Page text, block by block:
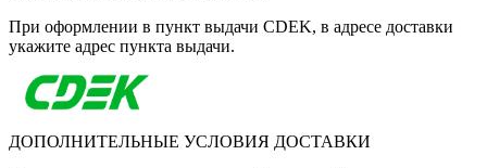
При оформлении в пункт выдачи CDEK, в адресе доставки
укажите адрес пункта выдачи.
ДОПОЛНИТЕЛЬНЫЕ УСЛОВИЯ ДОСТАВКИ